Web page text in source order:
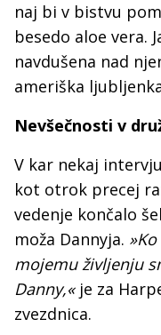
naj bi v bistvu
besedo aloe vera.
navdušena nad
ameriška
Nevšečnosti v
V kar nekaj
kot otrok precej
vedenje končalo
moža Dannyja.
mojemu življenju
Danny,«je za
zvezdnica.